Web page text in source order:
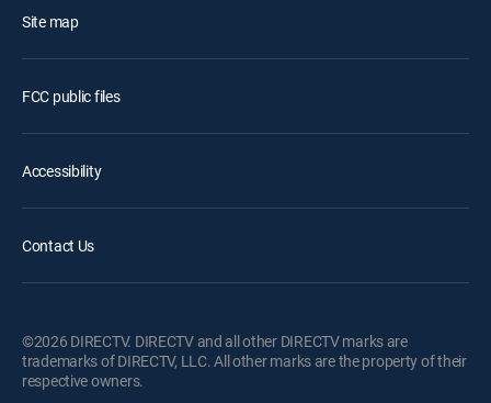
Site map
FCC public files
Accessibility
Contact Us
©2026 DIRECTV. DIRECTV and all other DIRECTV marks are
trademarks of DIRECTV, LLC. All other marks are the property of their
respective owners.